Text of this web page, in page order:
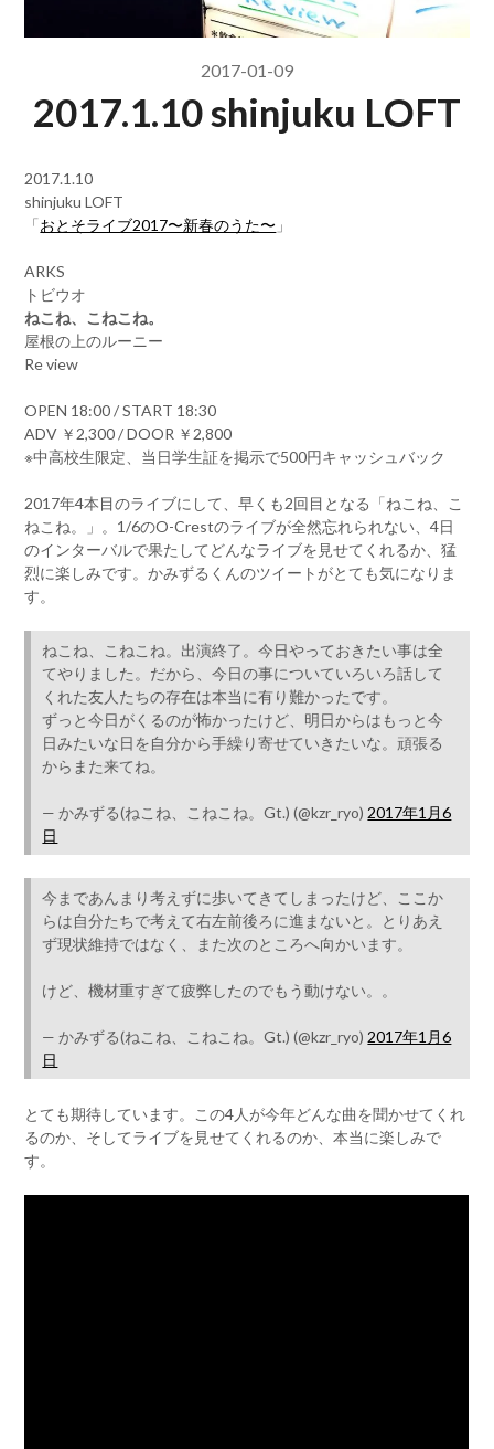
2017-01-09
2017.1.10 shinjuku LOFT
2017.1.10
shinjuku LOFT
「おとそライブ2017〜新春のうた〜 」
ARKS
トビウオ
ねこね、こねこね。
屋根の上のルーニー
Re view
OPEN 18:00 / START 18:30
ADV ￥2,300 / DOOR ￥2,800
※中高校生限定、当日学生証を掲示で500円キャッシュバック
2017年4本目のライブにして、早くも2回目となる「ねこね、こ
ねこね。」。1/6のO-Crestのライブが全然忘れられない、4日
のインターバルで果たしてどんなライブを見せてくれるか、猛
烈に楽しみです。かみずるくんのツイートがとても気になりま
す。
ねこね、こねこね。出演終了。今日やっておきたい事は全
てやりました。だから、今日の事についていろいろ話して
くれた友人たちの存在は本当に有り難かったです。
ずっと今日がくるのが怖かったけど、明日からはもっと今
日みたいな日を自分から手繰り寄せていきたいな。頑張る
からまた来てね。
— かみずる(ねこね、こねこね。Gt.) (@kzr_ryo) 2017年1月6
日
今まであんまり考えずに歩いてきてしまったけど、ここか
らは自分たちで考えて右左前後ろに進まないと。とりあえ
ず現状維持ではなく、また次のところへ向かいます。
けど、機材重すぎて疲弊したのでもう動けない。。
— かみずる(ねこね、こねこね。Gt.) (@kzr_ryo) 2017年1月6
日
とても期待しています。この4人が今年どんな曲を聞かせてくれ
るのか、そしてライブを見せてくれるのか、本当に楽しみで
す。